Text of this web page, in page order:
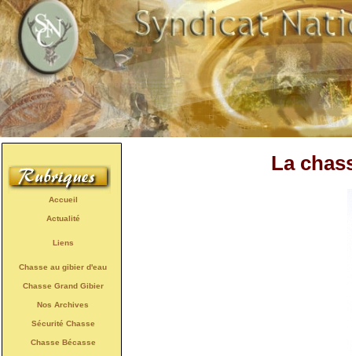
Accueil
Actualité
Liens
Chasse au gibier d'eau
Chasse Grand Gibier
Nos Archives
Sécurité Chasse
Chasse Bécasse
La